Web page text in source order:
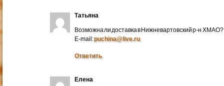
Татьяна
Возможна ли доставка в Нижневартовский р-н ХМАО?
E-mail:puchina@live.ru
Ответить
Елена